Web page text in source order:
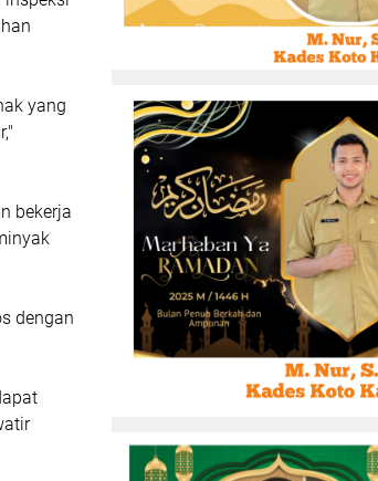
yang
bekerja
dengan